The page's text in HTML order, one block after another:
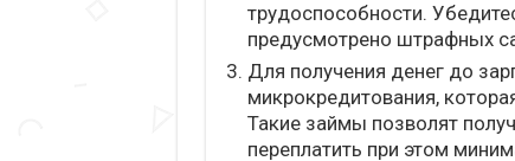
трудоспособности.
предусмотрено штрафных
Для получения денег до
микрокредитования,
Такие займы позволят
переплатить при этом